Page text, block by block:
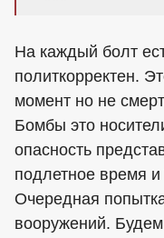
На каждый болт
политкорректен.
момент но не
Бомбы это
опасность
подлетное время
Очередная
вооружений.